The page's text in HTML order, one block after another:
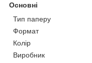
Основні
Тип паперу
Формат
Колір
Виробник